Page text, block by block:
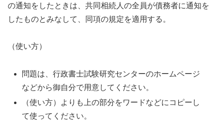
の通知をしたときは、共同相続人の全員が債務者に通知を
したものとみなして、同項の規定を適用する。
（使い方）
問題は、行政書士試験研究センターのホームページ
などから御自分で用意してください。
（使い方）よりも上の部分をワードなどにコピーし
て使ってください。